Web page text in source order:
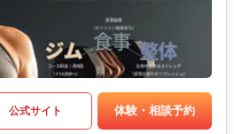
公式サイト 体験・相談予約